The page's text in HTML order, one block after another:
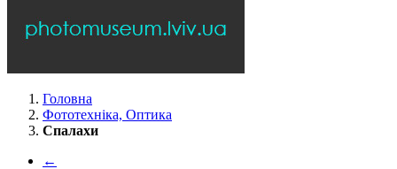
Головна
Фототехніка, Оптика
Спалахи
←